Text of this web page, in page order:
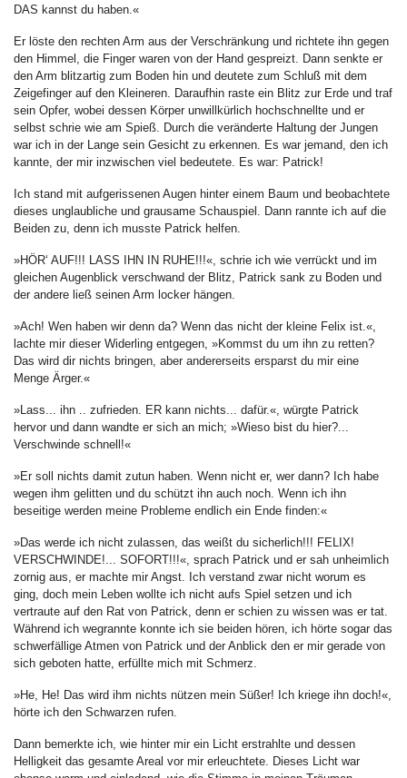
DAS kannst du haben.«
Er löste den rechten Arm aus der Verschränkung und richtete ihn gegen
den Himmel, die Finger waren von der Hand gespreizt. Dann senkte er
den Arm blitzartig zum Boden hin und deutete zum Schluß mit dem
Zeigefinger auf den Kleineren. Daraufhin raste ein Blitz zur Erde und traf
sein Opfer, wobei dessen Körper unwillkürlich hochschnellte und er
selbst schrie wie am Spieß. Durch die veränderte Haltung der Jungen
war ich in der Lange sein Gesicht zu erkennen. Es war jemand, den ich
kannte, der mir inzwischen viel bedeutete. Es war: Patrick!
Ich stand mit aufgerissenen Augen hinter einem Baum und beobachtete
dieses unglaubliche und grausame Schauspiel. Dann rannte ich auf die
Beiden zu, denn ich musste Patrick helfen.
»HÖR‘ AUF!!! LASS IHN IN RUHE!!!«, schrie ich wie verrückt und im
gleichen Augenblick verschwand der Blitz, Patrick sank zu Boden und
der andere ließ seinen Arm locker hängen.
»Ach! Wen haben wir denn da? Wenn das nicht der kleine Felix ist.«,
lachte mir dieser Widerling entgegen, »Kommst du um ihn zu retten?
Das wird dir nichts bringen, aber andererseits ersparst du mir eine
Menge Ärger.«
»Lass... ihn .. zufrieden. ER kann nichts... dafür.«, würgte Patrick
hervor und dann wandte er sich an mich; »Wieso bist du hier?...
Verschwinde schnell!«
»Er soll nichts damit zutun haben. Wenn nicht er, wer dann? Ich habe
wegen ihm gelitten und du schützt ihn auch noch. Wenn ich ihn
beseitige werden meine Probleme endlich ein Ende finden:«
»Das werde ich nicht zulassen, das weißt du sicherlich!!! FELIX!
VERSCHWINDE!... SOFORT!!!«, sprach Patrick und er sah unheimlich
zornig aus, er machte mir Angst. Ich verstand zwar nicht worum es
ging, doch mein Leben wollte ich nicht aufs Spiel setzen und ich
vertraute auf den Rat von Patrick, denn er schien zu wissen was er tat.
Während ich wegrannte konnte ich sie beiden hören, ich hörte sogar das
schwerfällige Atmen von Patrick und der Anblick den er mir gerade von
sich geboten hatte, erfüllte mich mit Schmerz.
»He, He! Das wird ihm nichts nützen mein Süßer! Ich kriege ihn doch!«,
hörte ich den Schwarzen rufen.
Dann bemerkte ich, wie hinter mir ein Licht erstrahlte und dessen
Helligkeit das gesamte Areal vor mir erleuchtete. Dieses Licht war